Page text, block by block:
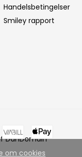
om cookies
Handelsbetingelser
Smiley rapport
DanDomain